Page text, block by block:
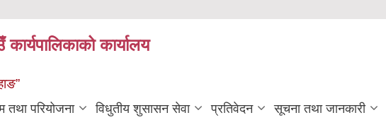
कार्यालय
तथा परियोजना विधुतीय शुसासन सेवा प्रतिवेदन सूचना तथा जानकारी